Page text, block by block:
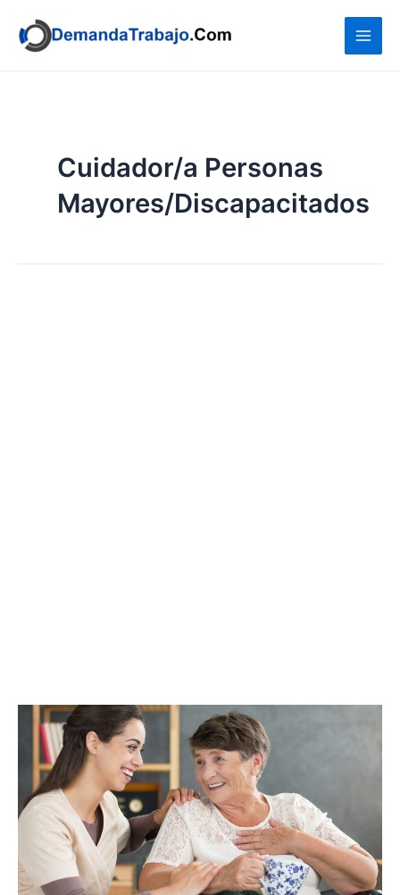
contenido
Cuidador/a Personas
Mayores/Discapacitados
CUIDADOR
TURNO
NOCHE